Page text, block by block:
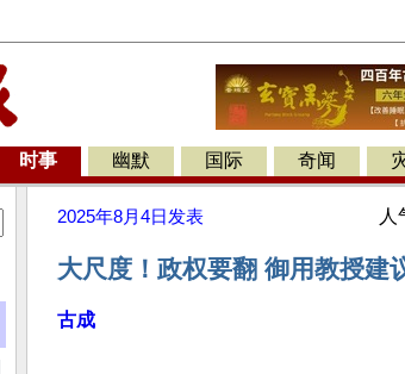
时事 幽默 国际 奇闻
2025年8月4日 发表 人
大尺度！政权要翻 御用教授建
古成